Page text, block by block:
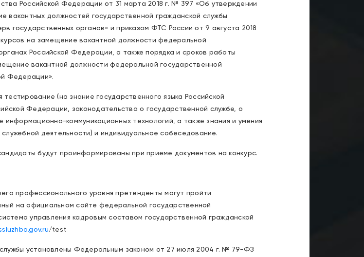
Российской Федерации от 31 марта 2018 г. № 397 «Об утверждении
вакантных должностей государственной гражданской службы
государственных органов» и приказом ФТС России от 9 августа 2018
на замещение вакантной должности федеральной
Российской Федерации, а также порядка и сроков работы
вакантной должности федеральной государственной
Федерации».
(на знание государственного языка Российской
Федерации, законодательства о государственной службе, о
коммуникационных технологий, а также знания и умения
деятельности) и индивидуальное собеседование.
будут проинформированы при приеме документов на конкурс.
профессионального уровня претенденты могут пройти
на официальном сайте федеральной государственной
управления кадровым составом государственной гражданской
/test
установлены Федеральным законом от 27 июля 2004 г. № 79-ФЗ